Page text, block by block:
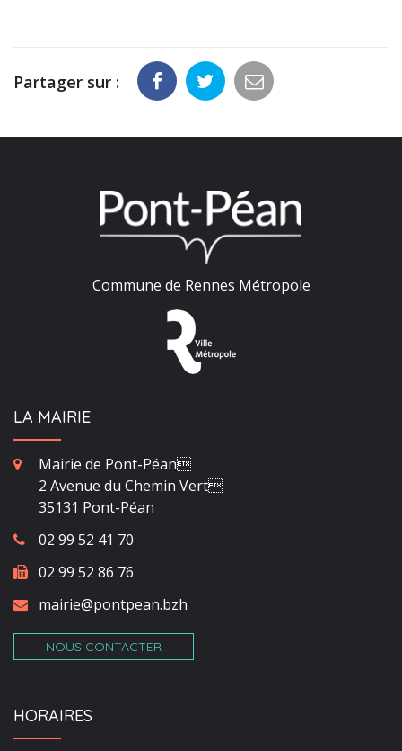
Partager sur :
Commune de Rennes Métropole
LA MAIRIE
Mairie de Pont-Péan
2 Avenue du Chemin Vert
35131 Pont-Péan
02 99 52 41 70
02 99 52 86 76
mairie@pontpean.bzh
NOUS CONTACTER
HORAIRES